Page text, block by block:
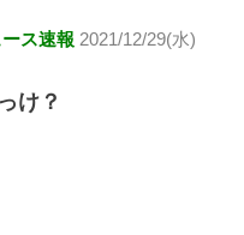
ス速報 2021/12/29(水)
け？